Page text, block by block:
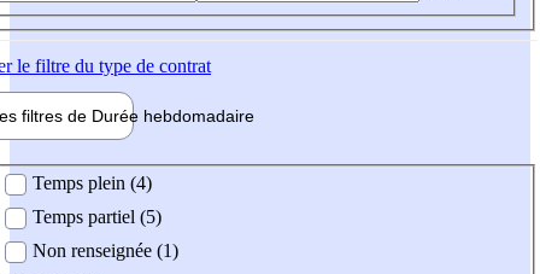
le filtre du type de contrat
filtres de Durée hebdomadaire
Temps plein (4)
Temps partiel (5)
Non renseignée (1)